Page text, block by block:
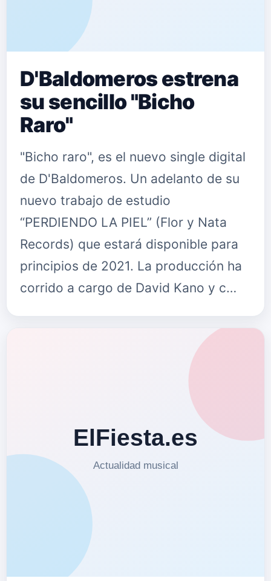
D'Baldomeros estrena
su sencillo "Bicho
Raro"
"Bicho raro", es el nuevo single digital
de D'Baldomeros. Un adelanto de su
nuevo trabajo de estudio
“PERDIENDO LA PIEL” (Flor y Nata
Records) que estará disponible para
principios de 2021. La producción ha
corrido a cargo de David Kano y c…